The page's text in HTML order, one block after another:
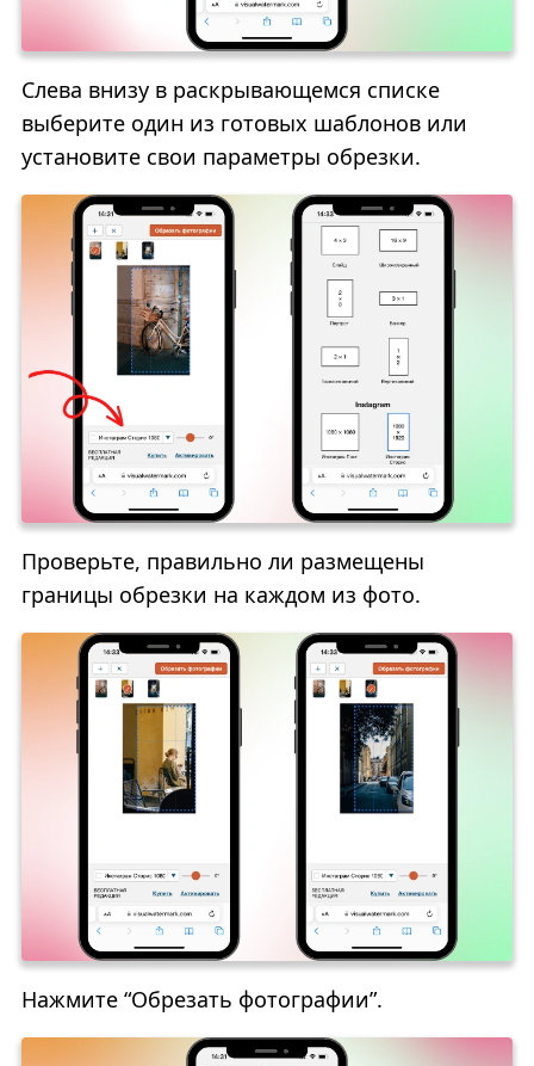
Слева внизу в раскрывающемся списке
выберите один из готовых шаблонов или
установите свои параметры обрезки.
Проверьте, правильно ли размещены
границы обрезки на каждом из фото.
Нажмите “Обрезать фотографии”.